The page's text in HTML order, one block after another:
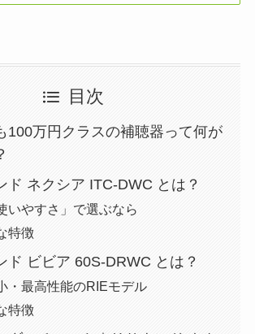
目次
100万円クラスの補聴器って何が
ド ネクシア ITC-DWC とは？
いやすさ」で選ぶなら
特徴
ド ビビア 60S-DRWC とは？
・最高性能のRIEモデル
特徴